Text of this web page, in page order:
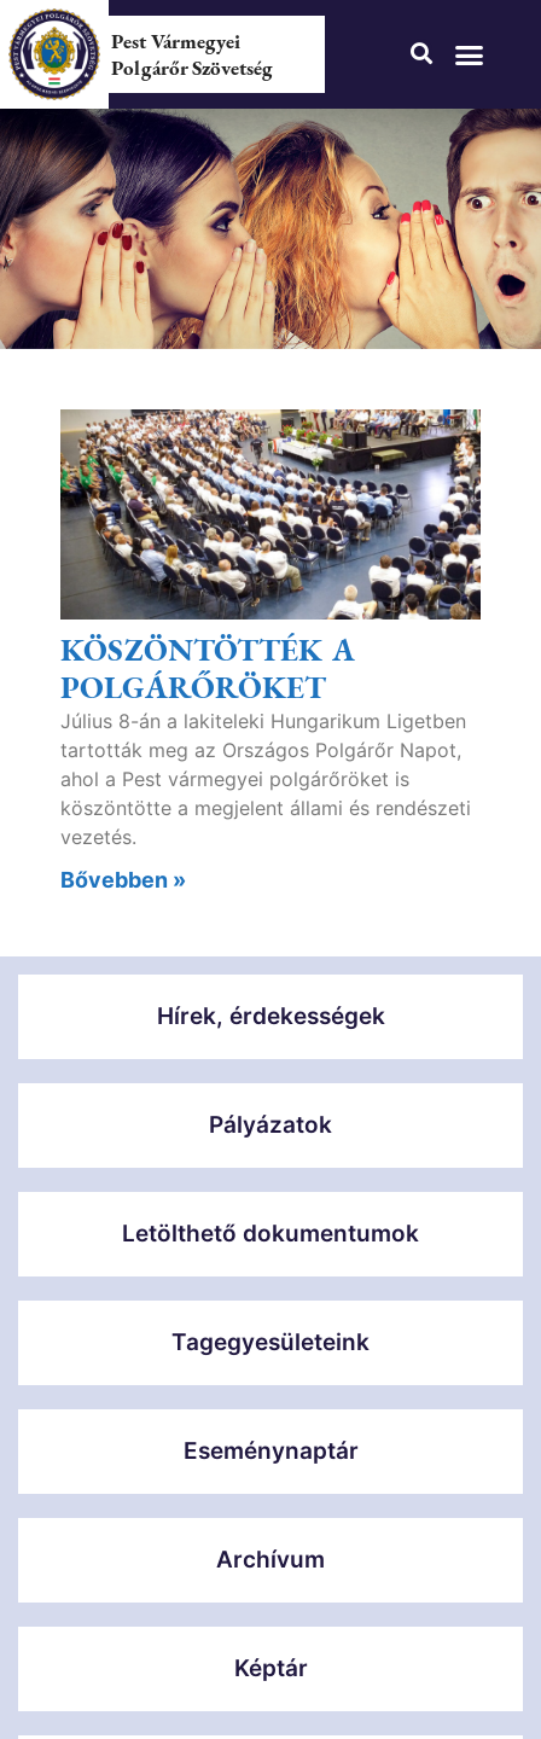
Pest Vármegyei
Polgárőr Szövetség
KÖSZÖNTÖTTÉK A
POLGÁRŐRÖKET
Július 8-án a lakiteleki Hungarikum Ligetben
tartották meg az Országos Polgárőr Napot,
ahol a Pest vármegyei polgárőröket is
köszöntötte a megjelent állami és rendészeti
vezetés.
Bővebben »
Hírek, érdekességek
Pályázatok
Letölthető dokumentumok
Tagegyesületeink
Eseménynaptár
Archívum
Képtár